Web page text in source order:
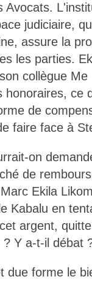
Avocats.
judiciaire,
assure la
les parties.
collègue
honoraires, ce
de
faire face à
on
de
Ekila
Kabalu en
argent,
? Y a-t-il débat
due forme le